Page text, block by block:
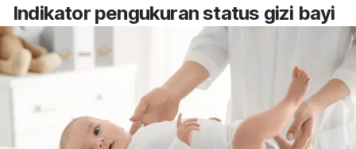
Indikator pengukuran status gizi bayi